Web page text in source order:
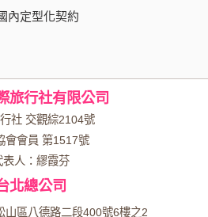
互動性服務，可能會請您提供相關
問卷調查等互動性功能時，會保留
行記錄相關行徑，包括您使用連線
、使用的瀏覽器、瀏覽及點選資料記
務的參考依據，此記錄為內部應
將收集的問卷調查內容進行統計與
或說明文字呈現，除供內部研究
數據及說明文字，但不涉及特定個
內定型化契約
旅行社有限公司
社 交觀綜2104號
會會員 第1517號
表人：繆霞芬
北總公司
山區八德路二段400號6樓之2